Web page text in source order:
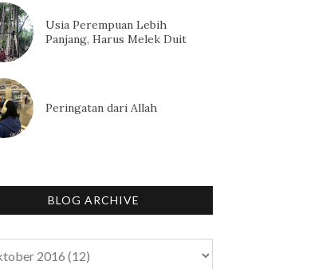
Usia Perempuan Lebih
Panjang, Harus Melek Duit
Peringatan dari Allah
BLOG ARCHIVE